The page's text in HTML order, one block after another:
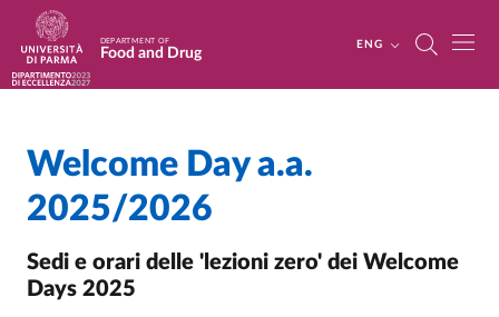
Skip to main content
Skip to footer
DEPARTMENT OF
Food and Drug
ENG
Home
/
Welcome Day a.a.
2025/2026
Sedi e orari delle 'lezioni zero' dei Welcome
Days 2025